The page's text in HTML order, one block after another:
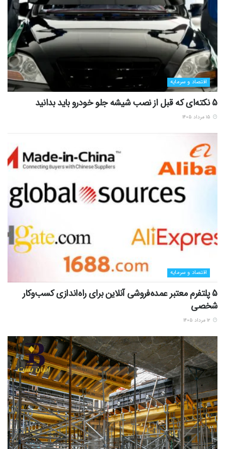
اقتصاد و سرمایه
5 نکته‌ای که قبل از نصب شیشه جلو خودرو باید بدانید
اقتصاد و سرمایه
5 پلتفرم معتبر عمده‌فروشی آنلاین برای راه‌اندازی کسب‌وکار
شخصی